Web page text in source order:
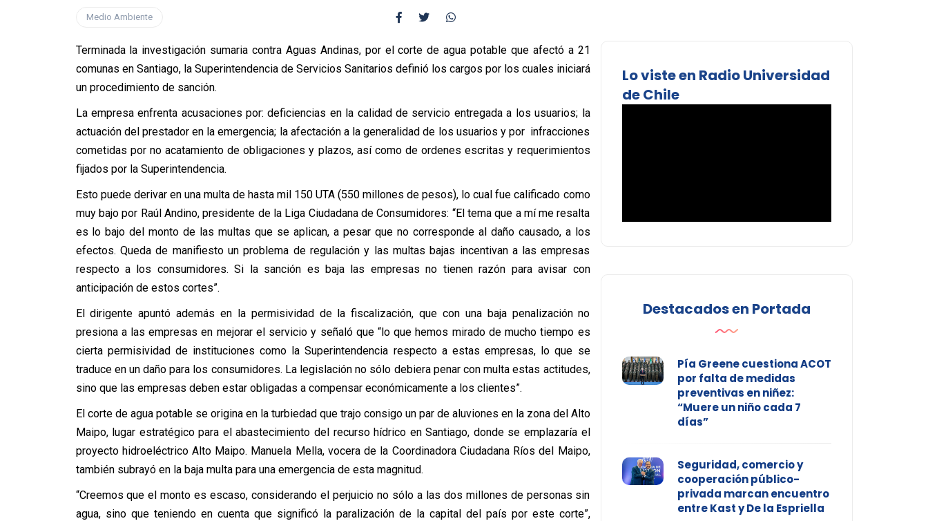
Medio Ambiente
Terminada la investigación sumaria contra Aguas Andinas, por el corte de agua potable que afectó a 21
comunas en Santiago, la Superintendencia de Servicios Sanitarios definió los cargos por los cuales iniciará
un procedimiento de sanción.
La empresa enfrenta acusaciones por: deficiencias en la calidad de servicio entregada a los usuarios; la
actuación del prestador en la emergencia; la afectación a la generalidad de los usuarios y por infracciones
cometidas por no acatamiento de obligaciones y plazos, así como de ordenes escritas y requerimientos
fijados por la Superintendencia.
Esto puede derivar en una multa de hasta mil 150 UTA (550 millones de pesos), lo cual fue calificado como
muy bajo por Raúl Andino, presidente de la Liga Ciudadana de Consumidores: “El tema que a mí me resalta
es lo bajo del monto de las multas que se aplican, a pesar que no corresponde al daño causado, a los
efectos. Queda de manifiesto un problema de regulación y las multas bajas incentivan a las empresas
respecto a los consumidores. Si la sanción es baja las empresas no tienen razón para avisar con
anticipación de estos cortes”.
El dirigente apuntó además en la permisividad de la fiscalización, que con una baja penalización no
presiona a las empresas en mejorar el servicio y señaló que “lo que hemos mirado de mucho tiempo es
cierta permisividad de instituciones como la Superintendencia respecto a estas empresas, lo que se
traduce en un daño para los consumidores. La legislación no sólo debiera penar con multa estas actitudes,
sino que las empresas deben estar obligadas a compensar económicamente a los clientes”.
El corte de agua potable se origina en la turbiedad que trajo consigo un par de aluviones en la zona del Alto
Maipo, lugar estratégico para el abastecimiento del recurso hídrico en Santiago, donde se emplazaría el
proyecto hidroeléctrico Alto Maipo. Manuela Mella, vocera de la Coordinadora Ciudadana Ríos del Maipo,
también subrayó en la baja multa para una emergencia de esta magnitud.
“Creemos que el monto es escaso, considerando el perjuicio no sólo a las dos millones de personas sin
agua, sino que teniendo en cuenta que significó la paralización de la capital del país por este corte”,
Lo viste en Radio Universidad
de Chile
Destacados en Portada
Pía Greene cuestiona ACOT
por falta de medidas
preventivas en niñez:
“Muere un niño cada 7
días”
Seguridad, comercio y
cooperación público-
privada marcan encuentro
entre Kast y De la Espriella